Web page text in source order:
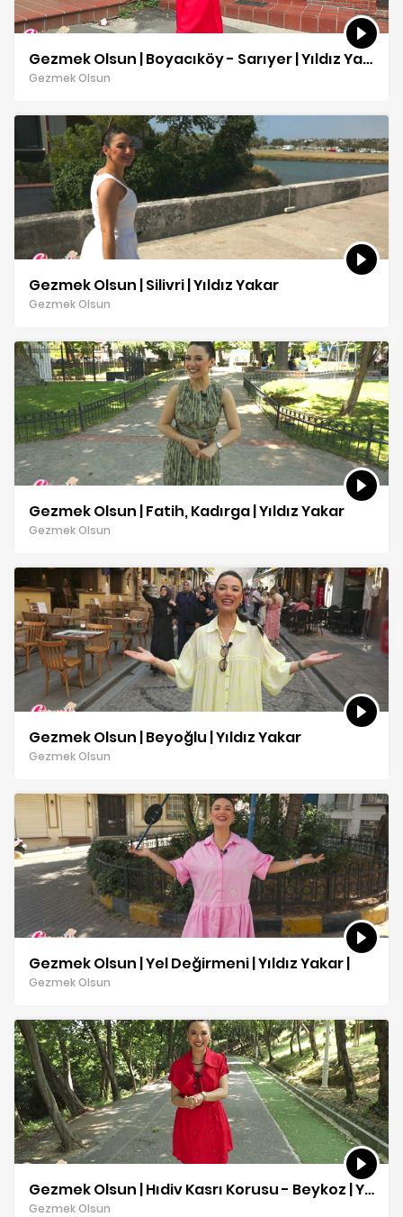
Gezmek Olsun | Boyacıköy - Sarıyer | Yıldız Yakar
Gezmek Olsun
Gezmek Olsun | Silivri | Yıldız Yakar
Gezmek Olsun
Gezmek Olsun | Fatih, Kadırga | Yıldız Yakar
Gezmek Olsun
Gezmek Olsun | Beyoğlu | Yıldız Yakar
Gezmek Olsun
Gezmek Olsun | Yel Değirmeni | Yıldız Yakar |
Gezmek Olsun
Gezmek Olsun | Hıdiv Kasrı Korusu - Beykoz | Yıldız Yakar
Gezmek Olsun